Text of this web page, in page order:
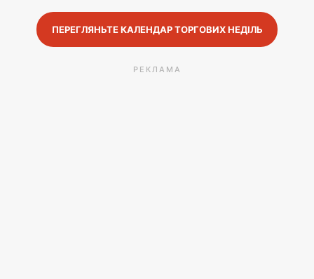
ПЕРЕГЛЯНЬТЕ КАЛЕНДАР ТОРГОВИХ НЕДІЛЬ
РЕКЛАМА